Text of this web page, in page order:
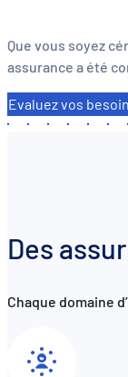
Que vous soyez
assurance a été
Evaluez vos
Des
Chaque domaine